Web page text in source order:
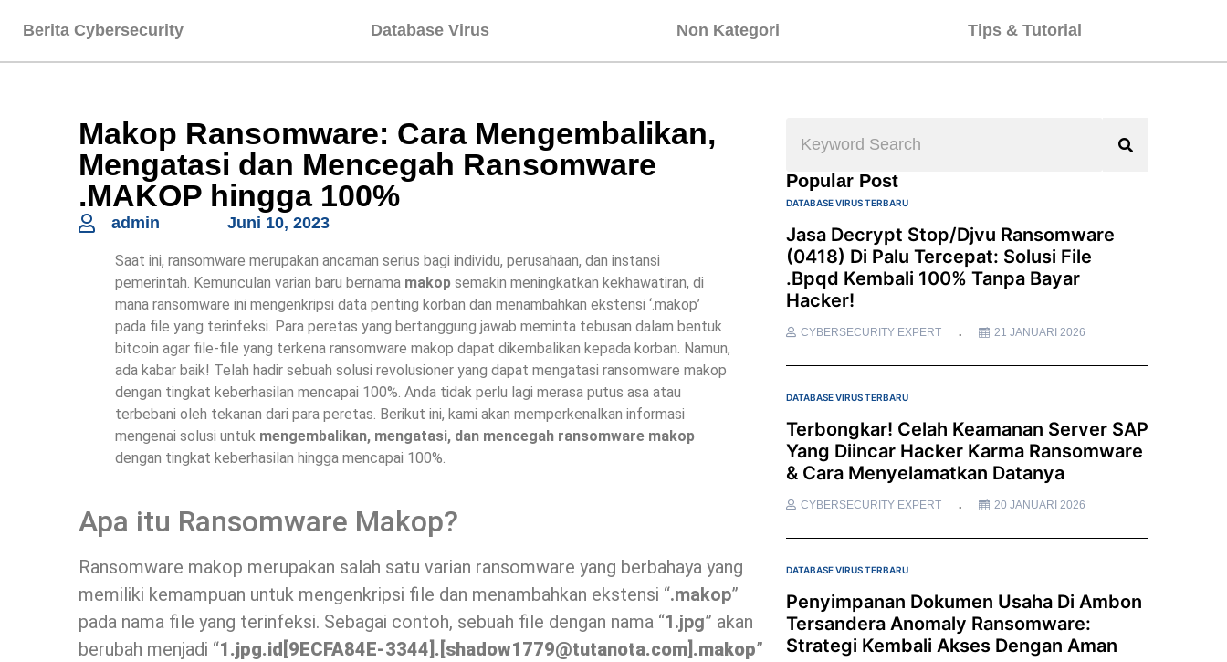
Berita Cybersecurity Database Virus Non Kategori Tips & Tutorial
Makop Ransomware: Cara Mengembalikan,
Mengatasi dan Mencegah Ransomware
.MAKOP hingga 100%
admin Juni 10, 2023
Saat ini, ransomware merupakan ancaman serius bagi individu, perusahaan, dan instansi
pemerintah. Kemunculan varian baru bernama makop semakin meningkatkan kekhawatiran, di
mana ransomware ini mengenkripsi data penting korban dan menambahkan ekstensi ‘.makop’
pada file yang terinfeksi. Para peretas yang bertanggung jawab meminta tebusan dalam bentuk
bitcoin agar file-file yang terkena ransomware makop dapat dikembalikan kepada korban. Namun,
ada kabar baik! Telah hadir sebuah solusi revolusioner yang dapat mengatasi ransomware makop
dengan tingkat keberhasilan mencapai 100%. Anda tidak perlu lagi merasa putus asa atau
terbebani oleh tekanan dari para peretas. Berikut ini, kami akan memperkenalkan informasi
mengenai solusi untuk mengembalikan, mengatasi, dan mencegah ransomware makop
dengan tingkat keberhasilan hingga mencapai 100%.
Apa itu Ransomware Makop?
Ransomware makop merupakan salah satu varian ransomware yang berbahaya yang
memiliki kemampuan untuk mengenkripsi file dan menambahkan ekstensi “.makop”
pada nama file yang terinfeksi. Sebagai contoh, sebuah file dengan nama “1.jpg” akan
berubah menjadi “1.jpg.id[9ECFA84E-3344].[shadow1779@tutanota.com].makop”
Popular Post
DATABASE VIRUS TERBARU
Jasa Decrypt Stop/Djvu Ransomware
(0418) Di Palu Tercepat: Solusi File
.bpqd Kembali 100% Tanpa Bayar
Hacker!
CYBERSECURITY EXPERT 21 JANUARI 2026
DATABASE VIRUS TERBARU
Terbongkar! Celah Keamanan Server SAP
Yang Diincar Hacker Karma Ransomware
& Cara Menyelamatkan Datanya
CYBERSECURITY EXPERT 20 JANUARI 2026
DATABASE VIRUS TERBARU
Penyimpanan Dokumen Usaha Di Ambon
Tersandera Anomaly Ransomware:
Strategi Kembali Akses Dengan Aman